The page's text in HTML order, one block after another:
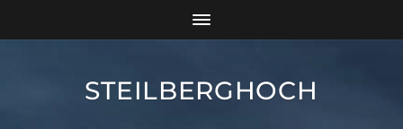
STEILBERGHOCH